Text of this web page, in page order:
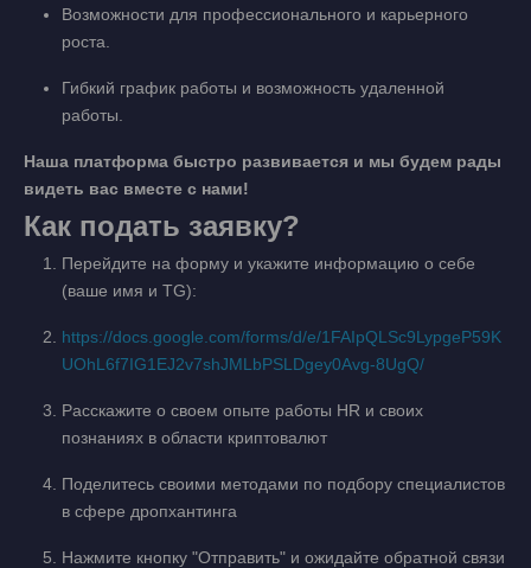
Возможности для профессионального и карьерного
роста.
Гибкий график работы и возможность удаленной
работы.
Наша платформа быстро развивается и мы будем рады
видеть вас вместе с нами!
Как подать заявку?
Перейдите на форму и укажите информацию о себе
(ваше имя и TG):
https://docs.google.com/forms/d/e/1FAIpQLSc9LypgeP59K
UOhL6f7IG1EJ2v7shJMLbPSLDgey0Avg-8UgQ/
Расскажите о своем опыте работы HR и своих
познаниях в области криптовалют
Поделитесь своими методами по подбору специалистов
в сфере дропхантинга
Нажмите кнопку "Отправить" и ожидайте обратной связи